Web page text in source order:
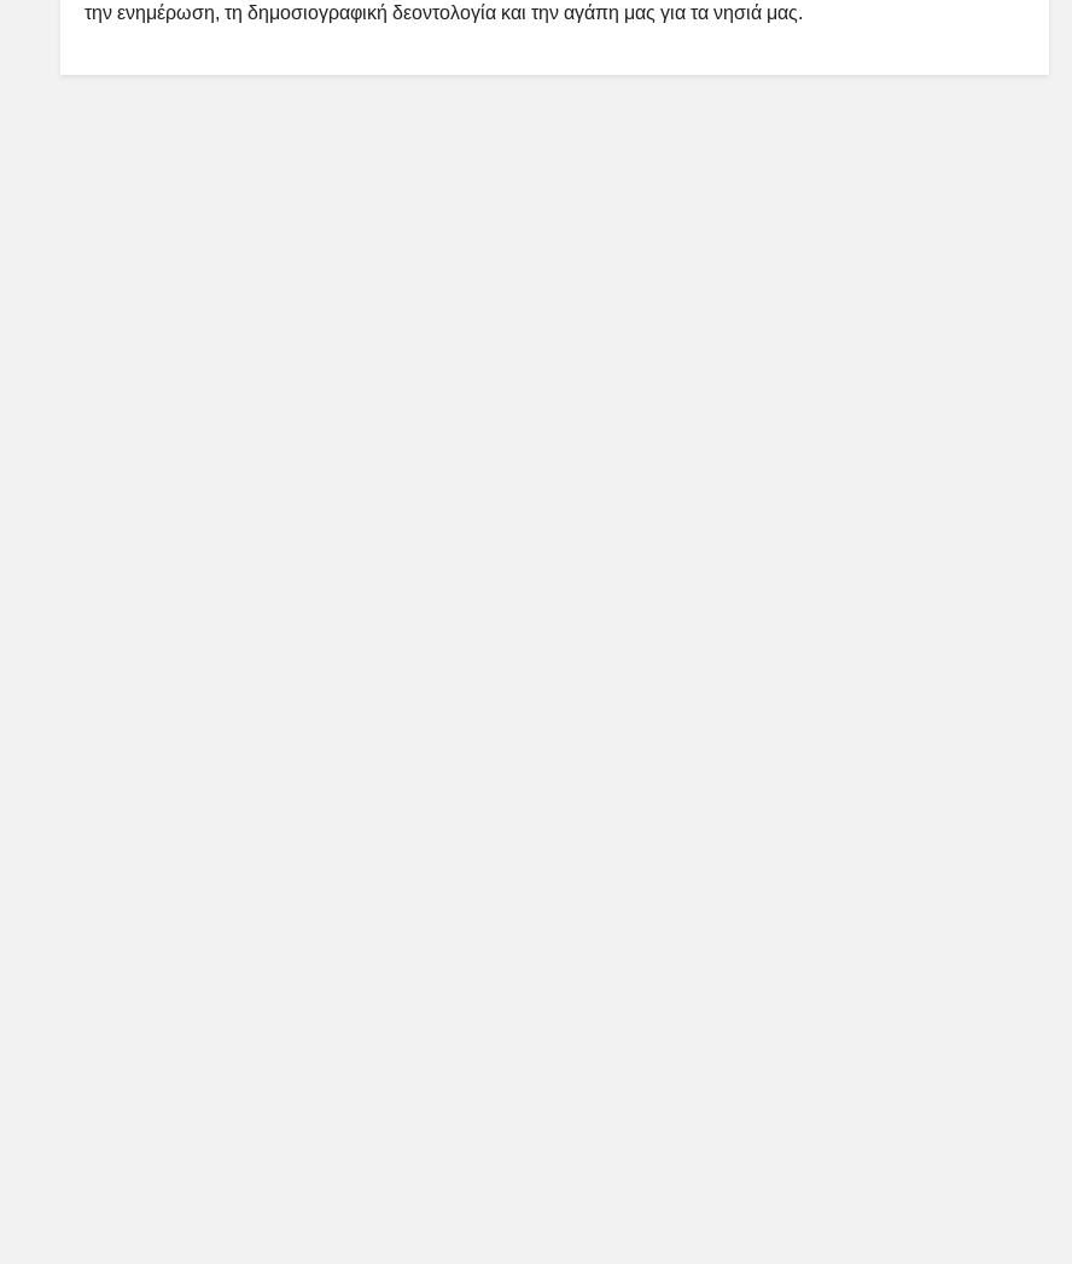
την ενημέρωση, τη δημοσιογραφική δεοντολογία και την αγάπη μας για τα νησιά μας.